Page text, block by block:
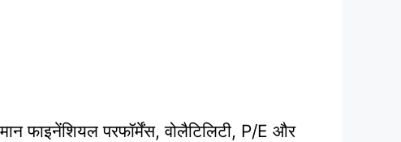
फाइनेंशियल परफॉर्मेंस, वोलैटिलिटी, P/E और